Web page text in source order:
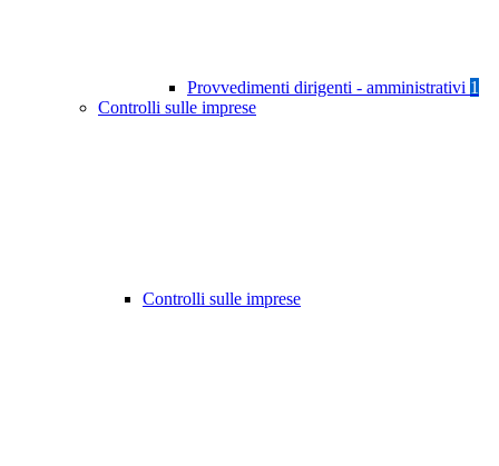
Provvedimenti dirigenti - amministrativi 1
Controlli sulle imprese
Controlli sulle imprese